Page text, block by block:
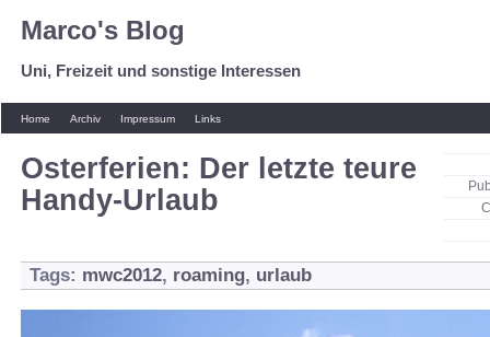
Marco's Blog
Uni, Freizeit und sonstige Interessen
Home Archiv Impressum Links
Osterferien: Der letzte teure
Handy-Urlaub
Tags: mwc2012, roaming, urlaub